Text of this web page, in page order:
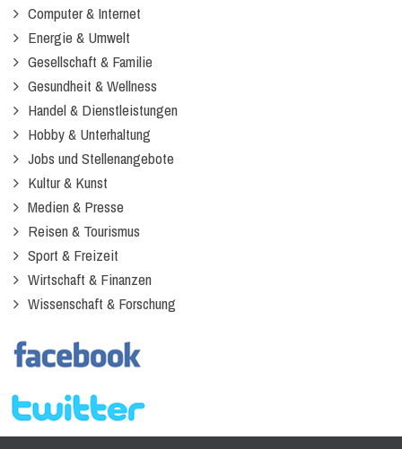
Computer & Internet
Energie & Umwelt
Gesellschaft & Familie
Gesundheit & Wellness
Handel & Dienstleistungen
Hobby & Unterhaltung
Jobs und Stellenangebote
Kultur & Kunst
Medien & Presse
Reisen & Tourismus
Sport & Freizeit
Wirtschaft & Finanzen
Wissenschaft & Forschung